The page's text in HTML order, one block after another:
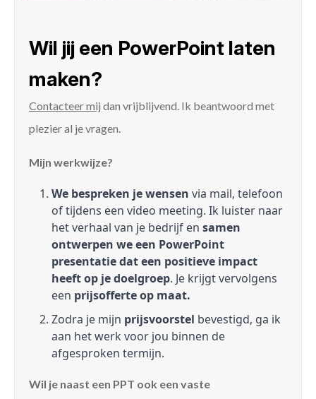
Wil jij een PowerPoint laten
maken?
Contacteer mij dan vrijblijvend. Ik beantwoord met
plezier al je vragen.
Mijn werkwijze?
We bespreken je wensen via mail, telefoon
of tijdens een video meeting. Ik luister naar
het verhaal van je bedrijf en samen
ontwerpen we een PowerPoint
presentatie dat een positieve impact
heeft op je doelgroep. Je krijgt vervolgens
een prijsofferte op maat.
Zodra je mijn prijsvoorstel bevestigd, ga ik
aan het werk voor jou binnen de
afgesproken termijn.
Wil je naast een PPT ook een vaste